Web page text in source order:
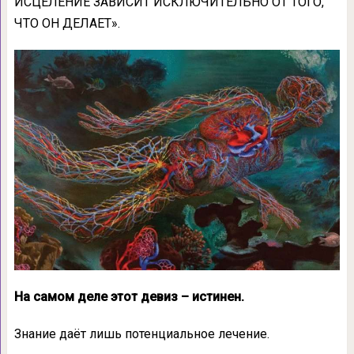
ЧТО ОН ДЕЛАЕТ».
На самом деле этот девиз – истинен.
Знание даёт лишь потенциальное лечение.